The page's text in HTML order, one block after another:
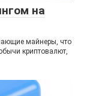
на
майнеры, что
криптовалют,